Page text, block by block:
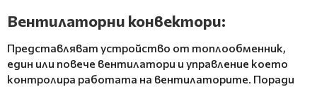
Вентилаторни конвектори:
Представляват устройство от топлообменник,
един или повече вентилатори и управление което
контролира работата на вентилаторите. Поради